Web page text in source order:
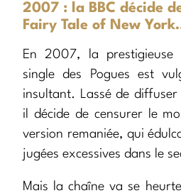
2007 : la BBC décide
Fairy Tale of New
En 2007, la prestigieuse
single des Pogues est
insultant. Lassé de
il décide de censurer le
version remaniée, qui
jugées excessives dans le
Mais la chaîne va se